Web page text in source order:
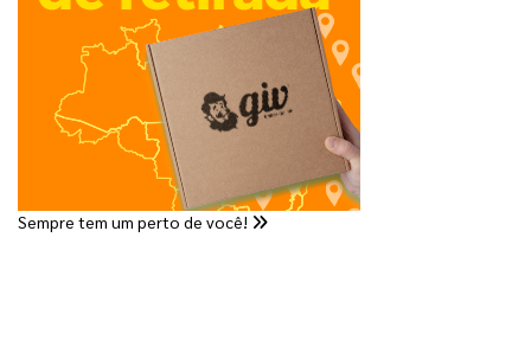
Sempre tem um perto de você!